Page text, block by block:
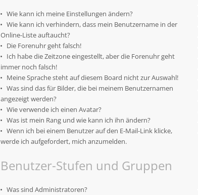
Wie kann ich meine Einstellungen ändern?
Wie kann ich verhindern, dass mein Benutzername in der
Online-Liste auftaucht?
Die Forenuhr geht falsch!
Ich habe die Zeitzone eingestellt, aber die Forenuhr geht
immer noch falsch!
Meine Sprache steht auf diesem Board nicht zur Auswahl!
Was sind das für Bilder, die bei meinem Benutzernamen
angezeigt werden?
Wie verwende ich einen Avatar?
Was ist mein Rang und wie kann ich ihn ändern?
Wenn ich bei einem Benutzer auf den E-Mail-Link klicke,
werde ich aufgefordert, mich anzumelden.
Benutzer-Stufen und Gruppen
Was sind Administratoren?